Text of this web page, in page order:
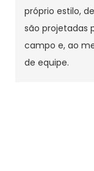
próprio estilo,
são projetadas
campo e, ao
de equipe.